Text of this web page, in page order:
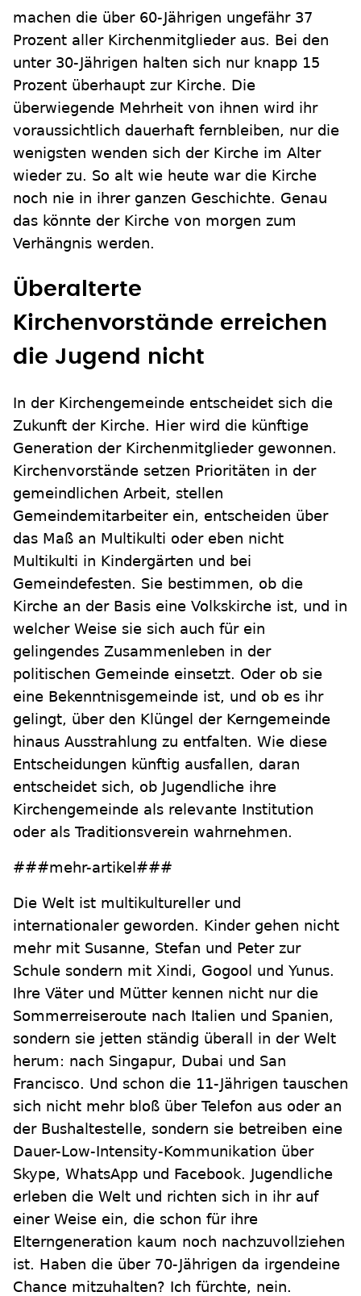
machen die über 60-Jährigen ungefähr 37
Prozent aller Kirchenmitglieder aus. Bei den
unter 30-Jährigen halten sich nur knapp 15
Prozent überhaupt zur Kirche. Die
überwiegende Mehrheit von ihnen wird ihr
voraussichtlich dauerhaft fernbleiben, nur die
wenigsten wenden sich der Kirche im Alter
wieder zu. So alt wie heute war die Kirche
noch nie in ihrer ganzen Geschichte. Genau
das könnte der Kirche von morgen zum
Verhängnis werden.
Überalterte
Kirchenvorstände erreichen
die Jugend nicht
In der Kirchengemeinde entscheidet sich die
Zukunft der Kirche. Hier wird die künftige
Generation der Kirchenmitglieder gewonnen.
Kirchenvorstände setzen Prioritäten in der
gemeindlichen Arbeit, stellen
Gemeindemitarbeiter ein, entscheiden über
das Maß an Multikulti oder eben nicht
Multikulti in Kindergärten und bei
Gemeindefesten. Sie bestimmen, ob die
Kirche an der Basis eine Volkskirche ist, und in
welcher Weise sie sich auch für ein
gelingendes Zusammenleben in der
politischen Gemeinde einsetzt. Oder ob sie
eine Bekenntnisgemeinde ist, und ob es ihr
gelingt, über den Klüngel der Kerngemeinde
hinaus Ausstrahlung zu entfalten. Wie diese
Entscheidungen künftig ausfallen, daran
entscheidet sich, ob Jugendliche ihre
Kirchengemeinde als relevante Institution
oder als Traditionsverein wahrnehmen.
###mehr-artikel###
Die Welt ist multikultureller und
internationaler geworden. Kinder gehen nicht
mehr mit Susanne, Stefan und Peter zur
Schule sondern mit Xindi, Gogool und Yunus.
Ihre Väter und Mütter kennen nicht nur die
Sommerreiseroute nach Italien und Spanien,
sondern sie jetten ständig überall in der Welt
herum: nach Singapur, Dubai und San
Francisco. Und schon die 11-Jährigen tauschen
sich nicht mehr bloß über Telefon aus oder an
der Bushaltestelle, sondern sie betreiben eine
Dauer-Low-Intensity-Kommunikation über
Skype, WhatsApp und Facebook. Jugendliche
erleben die Welt und richten sich in ihr auf
einer Weise ein, die schon für ihre
Elterngeneration kaum noch nachzuvollziehen
ist. Haben die über 70-Jährigen da irgendeine
Chance mitzuhalten? Ich fürchte, nein.